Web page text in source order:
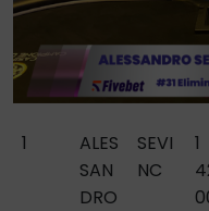
1
ALES
SAN
DRO
SEVI
NC
1